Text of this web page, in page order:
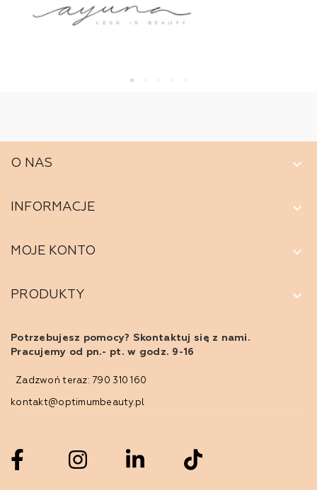
O NAS keyboard_arrow_down
INFORMACJE keyboard_arrow_down
MOJE KONTO keyboard_arrow_down
PRODUKTY keyboard_arrow_down
Potrzebujesz pomocy? Skontaktuj się z nami.
Pracujemy od pn.- pt. w godz. 9-16
Zadzwoń teraz: 790 310 160
kontakt@optimumbeauty.pl